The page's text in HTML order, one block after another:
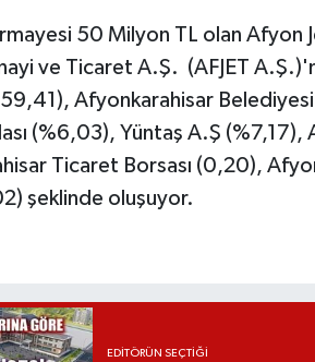
50 Milyon TL olan Afyon
ve Ticaret A.Ş. (AFJET
Afyonkarahisar
(%6,03), Yüntaş A.Ş
Ticaret Borsası (0,20),
şeklinde oluşuyor.
EDITÖRÜN SEÇTIĞI